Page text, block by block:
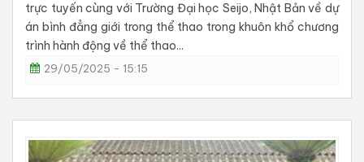
trực tuyến cùng với Trường Đại học Seijo, Nhật Bản về dự
án bình đẳng giới trong thể thao trong khuôn khổ chương
trình hành động về thể thao...
29/05/2025 - 15:15